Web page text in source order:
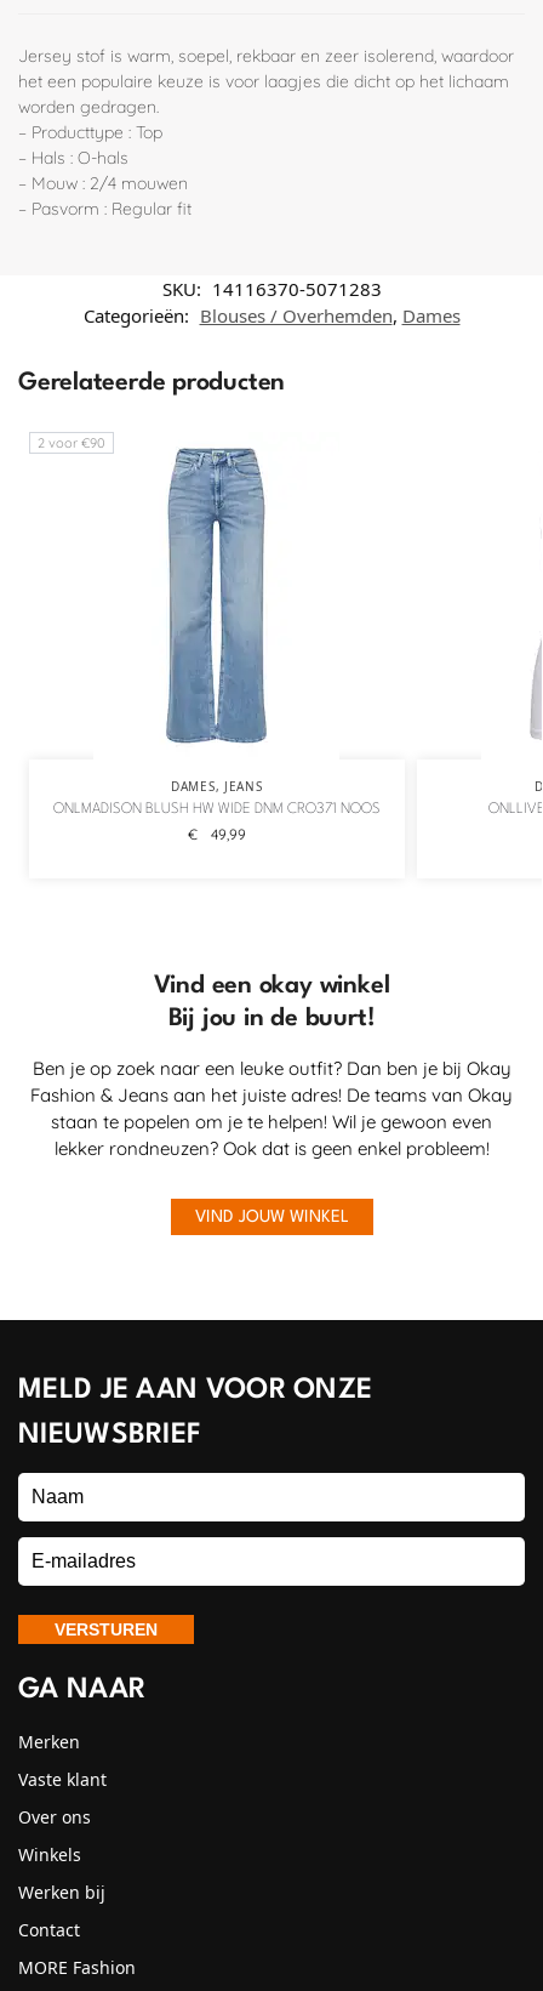
Jersey stof is warm, soepel, rekbaar en zeer isolerend, waardoor
het een populaire keuze is voor laagjes die dicht op het lichaam
worden gedragen.
– Producttype : Top
– Hals : O-hals
– Mouw : 2/4 mouwen
– Pasvorm : Regular fit
SKU: 14116370-5071283
Categorieën: Blouses / Overhemden, Dames
Gerelateerde producten
2 voor €90
DAMES, JEANS
ONLMADISON BLUSH HW WIDE DNM CRO371 NOOS
€ 49,99
Vind een okay winkel
Bij jou in de buurt!
Ben je op zoek naar een leuke outfit? Dan ben je bij Okay
Fashion & Jeans aan het juiste adres! De teams van Okay
staan te popelen om je te helpen! Wil je gewoon even
lekker rondneuzen? Ook dat is geen enkel probleem!
VIND JOUW WINKEL
MELD JE AAN VOOR ONZE
NIEUWSBRIEF
GA NAAR
Merken
Vaste klant
Over ons
Winkels
Werken bij
Contact
MORE Fashion